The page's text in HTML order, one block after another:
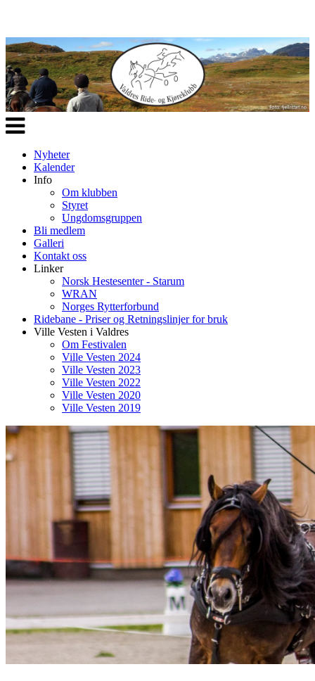
Veksle
navigasjon
Nyheter
Kalender
Info
Om klubben
Styret
Ungdomsgruppen
Bli medlem
Galleri
Kontakt oss
Linker
Norsk Hestesenter - Starum
WRAN
Norges Rytterforbund
Ridebane - Priser og Retningslinjer for bruk
Ville Vesten i Valdres
Om Festivalen
Ville Vesten 2024
Ville Vesten 2023
Ville Vesten 2022
Ville Vesten 2020
Ville Vesten 2019